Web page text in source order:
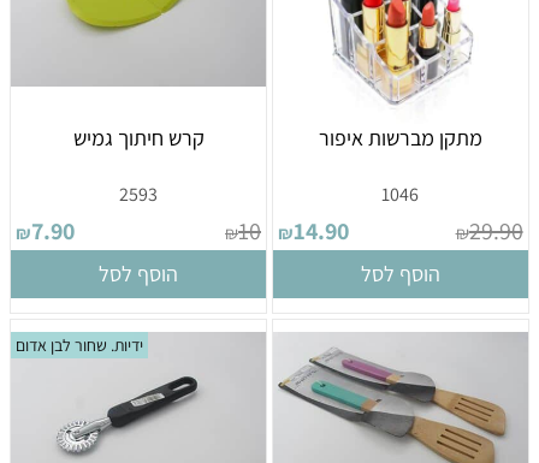
מתקן מברשות איפור
1046
₪29.90
₪14.90
הוסף לסל
קרש חיתוך גמיש
2593
₪10
₪7.90
הוסף לסל
ידיות. שחור לבן אדום